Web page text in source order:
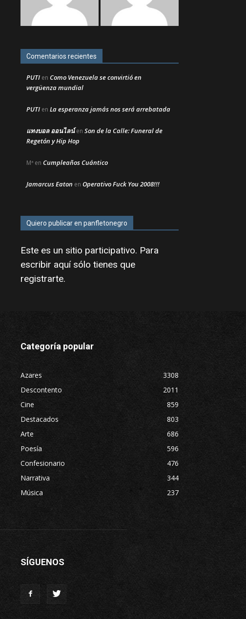
Comentarios recientes
PUTI en Como Venezuela se convirtió en
vergüenza mundial
PUTI en La esperanza jamás nos será arrebatada
แทงบอล ออนไลน์en Son de la Calle: Funeral de
Regetón y Hip Hop
Mª en Cumpleaños Cuántico
Jamarcus Eaton en Operativo Fuck You 2008!!!
Quiero publicar en panfletonegro
Este es un sitio participativo. Para
escribir aquí sólo tienes que
registrarte.
Categoría popular
Azares
3308
Descontento
2011
Cine
859
Destacados
803
Arte
686
Poesía
596
Confesionario
476
Narrativa
344
Música
237
SÍGUENOS